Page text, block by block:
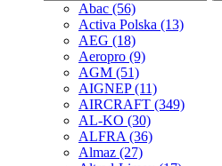
Abac (56)
Activa Polska (13)
AEG (18)
Aeropro (9)
AGM (51)
AIGNEP(11)
AIRCRAFT (349)
AL-KO (30)
ALFRA (36)
Almaz (27)